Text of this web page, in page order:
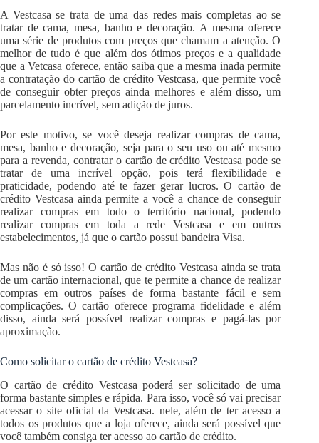
A Vestcasa se trata de uma das redes mais completas ao se
tratar de cama, mesa, banho e decoração. A mesma oferece
uma série de produtos com preços que chamam a atenção. O
melhor de tudo é que além dos ótimos preços e a qualidade
que a Vetcasa oferece, então saiba que a mesma inada permite
a contratação do cartão de crédito Vestcasa, que permite você
de conseguir obter preços ainda melhores e além disso, um
parcelamento incrível, sem adição de juros.
Por este motivo, se você deseja realizar compras de cama,
mesa, banho e decoração, seja para o seu uso ou até mesmo
para a revenda, contratar o cartão de crédito Vestcasa pode se
tratar de uma incrível opção, pois terá flexibilidade e
praticidade, podendo até te fazer gerar lucros. O cartão de
crédito Vestcasa ainda permite a você a chance de conseguir
realizar compras em todo o território nacional, podendo
realizar compras em toda a rede Vestcasa e em outros
estabelecimentos, já que o cartão possui bandeira Visa.
Mas não é só isso! O cartão de crédito Vestcasa ainda se trata
de um cartão internacional, que te permite a chance de realizar
compras em outros países de forma bastante fácil e sem
complicações. O cartão oferece programa fidelidade e além
disso, ainda será possível realizar compras e pagá-las por
aproximação.
Como solicitar o cartão de crédito Vestcasa?
O cartão de crédito Vestcasa poderá ser solicitado de uma
forma bastante simples e rápida. Para isso, você só vai precisar
acessar o site oficial da Vestcasa. nele, além de ter acesso a
todos os produtos que a loja oferece, ainda será possível que
você também consiga ter acesso ao cartão de crédito.